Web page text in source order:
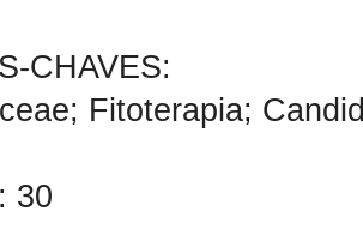
CHAVES:
Fitoterapia;
30